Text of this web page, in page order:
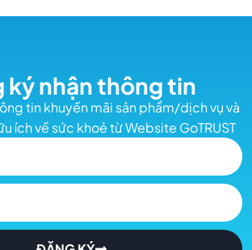
ký nhận thông tin
tin khuyến mãi sản phẩm/dịch vụ và
ích về sức khoẻ từ Website GoTRUST